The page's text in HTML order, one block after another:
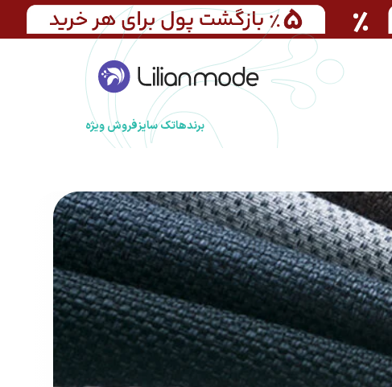
برندهاتک سایزفروش ویژه